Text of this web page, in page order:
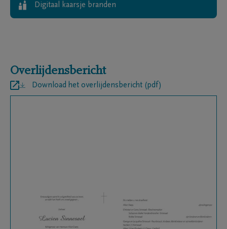
Digitaal kaarsje branden
Overlijdensbericht
Download het overlijdensbericht (pdf)